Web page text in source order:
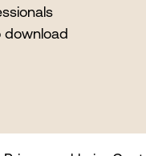
download